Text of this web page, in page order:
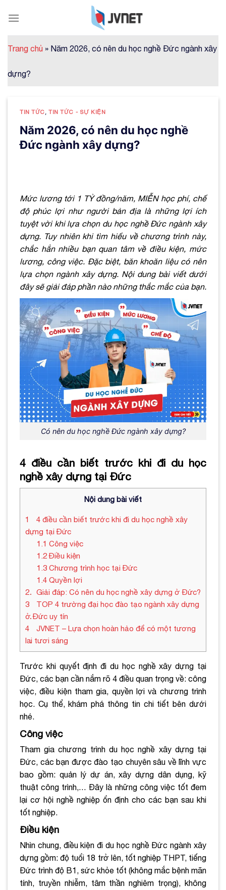
Trang chủ » Năm 2026, có nên du học nghề Đức ngành xây
dựng?
TIN TỨC ,TIN TỨC - SỰ KIỆN
Năm 2026, có nên du học nghề
Đức ngành xây dựng?
Mức lương tới 1 TỶ đồng/năm, MIỄN học phí, chế
độ phúc lợi như người bản địa là những lợi ích
tuyệt vời khi lựa chọn du học nghề Đức ngành xây
dựng. Tuy nhiên khi tìm hiểu về chương trình này,
chắc hẳn nhiều bạn quan tâm về điều kiện, mức
lương, công việc. Đặc biệt, băn khoăn liệu có nên
lựa chọn ngành xây dựng. Nội dung bài viết dưới
đây sẽ giải đáp phần nào những thắc mắc của bạn.
Có nên du học nghề Đức ngành xây dựng?
4 điều cần biết trước khi đi du học
nghề xây dựng tại Đức
Nội dung bài viết
1
4 điều cần biết trước khi đi du học nghề xây
dựng tại Đức
1.1 Công việc
1.2Điều kiện
1.3Chương trình học tại Đức
1.4Quyền lợi
2
Giải đáp: Có nên du học nghề xây dựng ở Đức?
3
TOP 4 trường đại học đào tạo ngành xây dựng
ở Đức uy tín
4
JVNET – Lựa chọn hoàn hảo để có một tương
lai tươi sáng
Trước khi quyết định đi du học nghề xây dựng tại
Đức, các bạn cần nắm rõ 4 điều quan trọng về: công
việc, điều kiện tham gia, quyền lợi và chương trình
học. Cụ thể, khám phá thông tin chi tiết bên dưới
nhé.
Công việc
Tham gia chương trình du học nghề xây dựng tại
Đức, các bạn được đào tạo chuyên sâu về lĩnh vực
bao gồm: quản lý dự án, xây dựng dân dụng, kỹ
thuật công trình,… Đây là những công việc tốt đem
lại cơ hội nghề nghiệp ổn định cho các bạn sau khi
tốt nghiệp.
Điều kiện
Nhìn chung, điều kiện đi du học nghề Đức ngành xây
dựng gồm: độ tuổi 18 trở lên, tốt nghiệp THPT, tiếng
Đức trình độ B1, sức khỏe tốt (không mắc bệnh mãn
tính, truyền nhiễm, tâm thần nghiêm trọng), không